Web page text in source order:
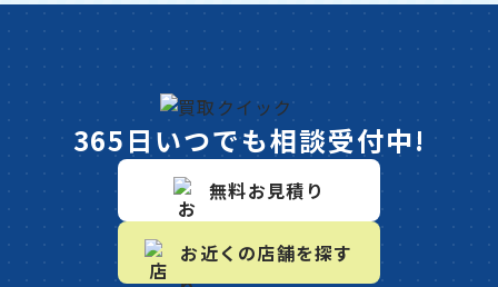
365日いつでも相談受付中!
無料お見積り
お近くの店舗を探す